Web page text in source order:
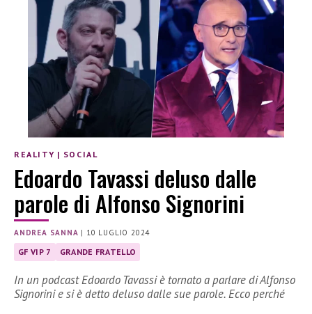
REALITY | SOCIAL
Edoardo Tavassi deluso dalle
parole di Alfonso Signorini
ANDREA SANNA | 10 LUGLIO 2024
GF VIP 7 GRANDE FRATELLO
In un podcast Edoardo Tavassi è tornato a parlare di Alfonso
Signorini e si è detto deluso dalle sue parole. Ecco perché